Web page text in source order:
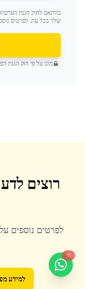
בהתאם לחוק הגנת
שלך בכל עת. לפרטים
מוגן על פי חוק הגנת
רוצים
לפרטים נוספים
למידע
חי